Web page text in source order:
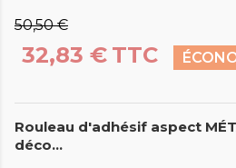
50,50 €
32,83 € TTC
Rouleau d'adhésif aspect
déco...